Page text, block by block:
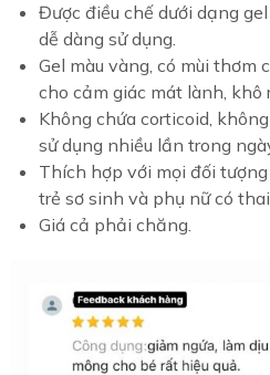
Được điều chế dưới dạng
dễ dàng sử dụng.
Gel màu vàng, có mùi thơm
cho cảm giác mát lành, khô
Không chứa corticoid,
sử dụng nhiều lần trong
Thích hợp với mọi đối
trẻ sơ sinh và phụ nữ có
Giá cả phải chăng.